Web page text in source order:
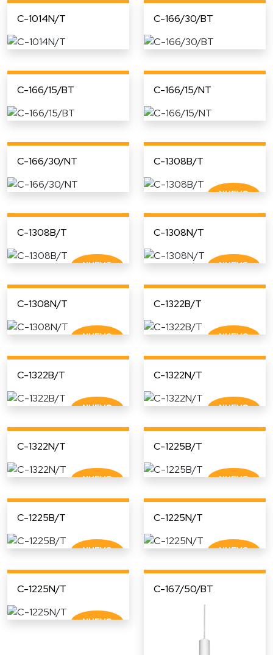
C-1014N/T C-166/30/BT
C-166/15/BT C-166/15/NT
C-166/30/NT C-1308B/T
C-1308B/T C-1308N/T
C-1308N/T C-1322B/T
C-1322B/T C-1322N/T
C-1322N/T C-1225B/T
C-1225B/T C-1225N/T
C-1225N/T C-167/50/BT